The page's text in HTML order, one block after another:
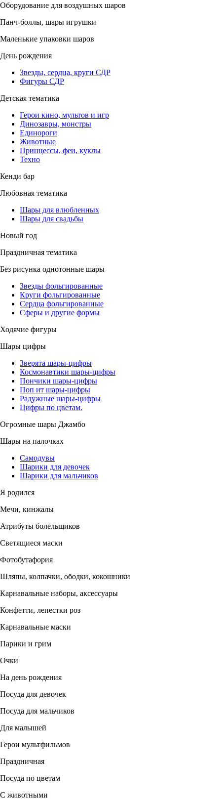
Оборудование для воздушных шаров
Панч-боллы, шары игрушки
Маленькие упаковки шаров
День рождения
Звезды, сердца, круги СДР
Фигуры СДР
Детская тематика
Герои кино, мультов и игр
Динозавры, монстры
Единороги
Животные
Принцессы, феи, куклы
Техно
Кенди бар
Любовная тематика
Шары для влюбленных
Шары для свадьбы
Новый год
Праздничная тематика
Без рисунка однотонные шары
Звезды фольгированные
Круги фольгированные
Сердца фольгированные
Сферы и другие формы
Ходячие фигуры
Шары цифры
Зверята шары-цифры
Космонавтики шары-цифры
Пончики шары-цифры
Поп ит шары-цифры
Радужные шары-цифры
Цифры по цветам.
Огромные шары Джамбо
Шары на палочках
Самодувы
Шарики для девочек
Шарики для мальчиков
Я родился
Мечи, кинжалы
Атрибуты болельщиков
Светящиеся маски
Фотобутафория
Шляпы, колпачки, ободки, кокошники
Карнавальные наборы, аксессуары
Конфетти, лепестки роз
Карнавальные маски
Парики и грим
Очки
На день рождения
Посуда для девочек
Посуда для мальчиков
Для малышей
Герои мультфильмов
Праздничная
Посуда по цветам
С животными